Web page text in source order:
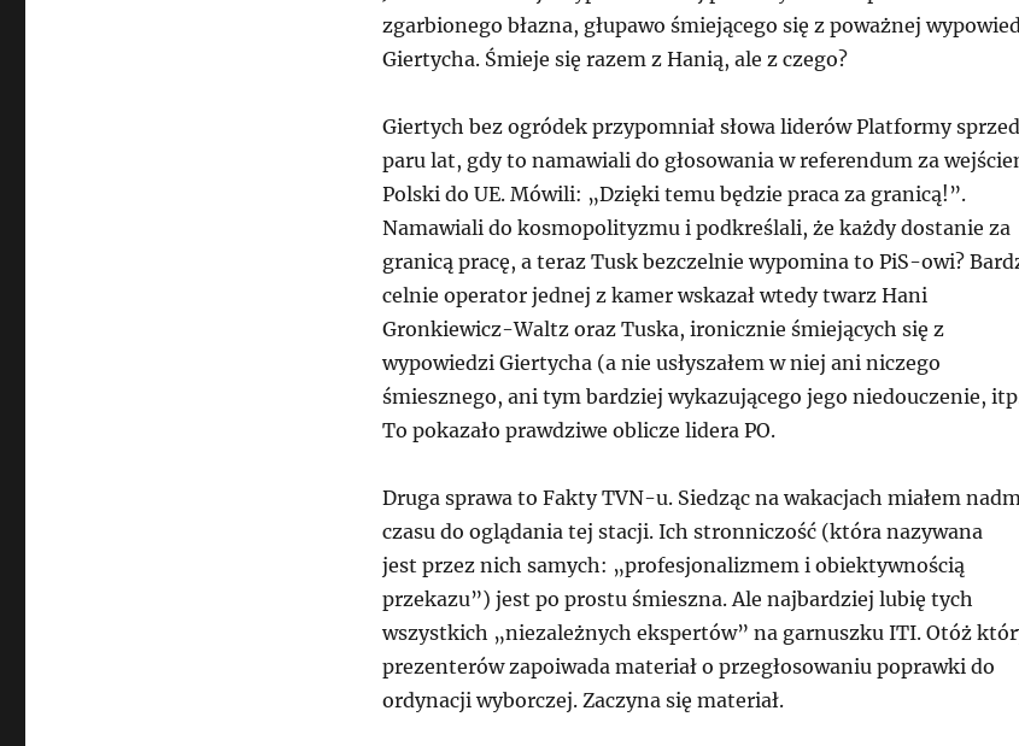
zgarbionego błazna, głupawo śmiejącego się z poważnej
Giertycha. Śmieje się razem z Hanią, ale z czego?
Giertych bez ogródek przypomniał słowa liderów Platformy sprzed
paru lat, gdy to namawiali do głosowania w referendum za
Polski do UE. Mówili: „Dzięki temu będzie praca za granicą!”.
Namawiali do kosmopolityzmu i podkreślali, że każdy dostanie za
granicą pracę, a teraz Tusk bezczelnie wypomina to PiS-owi?
celnie operator jednej z kamer wskazał wtedy twarz Hani
Gronkiewicz-Waltz oraz Tuska, ironicznie śmiejących się z
wypowiedzi Giertycha (a nie usłyszałem w niej ani niczego
śmiesznego, ani tym bardziej wykazującego jego niedouczenie,
To pokazało prawdziwe oblicze lidera PO.
Druga sprawa to Fakty TVN-u. Siedząc na wakacjach miałem
czasu do oglądania tej stacji. Ich stronniczość (która nazywana
jest przez nich samych: „profesjonalizmem i obiektywnością
przekazu”) jest po prostu śmieszna. Ale najbardziej lubię tych
wszystkich „niezależnych ekspertów” na garnuszku ITI. Otóż
prezenterów zapoiwada materiał o przegłosowaniu poprawki do
ordynacji wyborczej. Zaczyna się materiał.